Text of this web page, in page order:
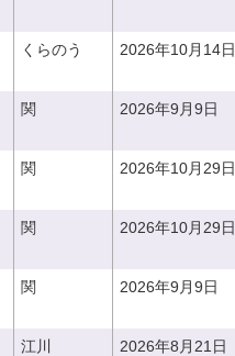
くらのう 2026年10月14日
関 2026年9月9日
関 2026年10月29日
関 2026年10月29日
関 2026年9月9日
江川 2026年8月21日